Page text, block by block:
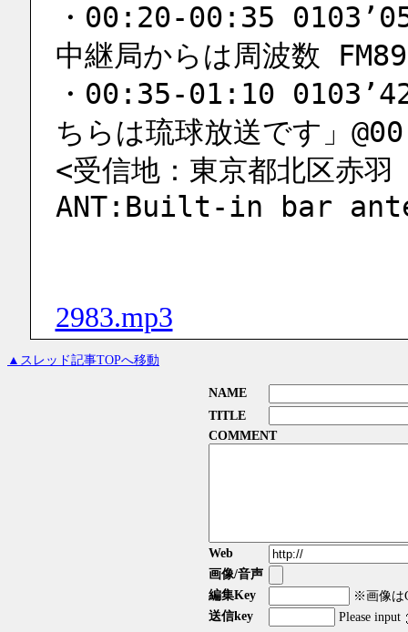
・00:20-00:35
中継局からは周波数
・00:35-01:10
ちらは琉球放送です」
<受信地：東京都北区赤
ANT:Built-in bar
2983.mp3
▲スレッド記事TOPへ移動
NAME
TITLE
COMMENT
Web
画像/音声
編集Key
※画像は
送信key
Please input